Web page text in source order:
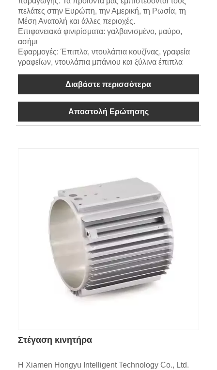
πελάτες στην Ευρώπη, την Αμερική, τη Ρωσία, τη
Μέση Ανατολή και άλλες περιοχές.
Επιφανειακά φινιρίσματα: γαλβανισμένο, μαύρο,
ασήμι
Εφαρμογές: Έπιπλα, ντουλάπια κουζίνας, γραφεία
γραφείων, ντουλάπια μπάνιου και ξύλινα έπιπλα
Διαβάστε περισσότερα
Αποστολή Ερώτησης
Στέγαση κινητήρα
Η Xiamen Hongyu Intelligent Technology Co., Ltd.